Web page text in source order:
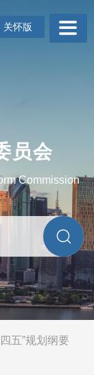
关怀版
员会
Commission
五”规划纲要